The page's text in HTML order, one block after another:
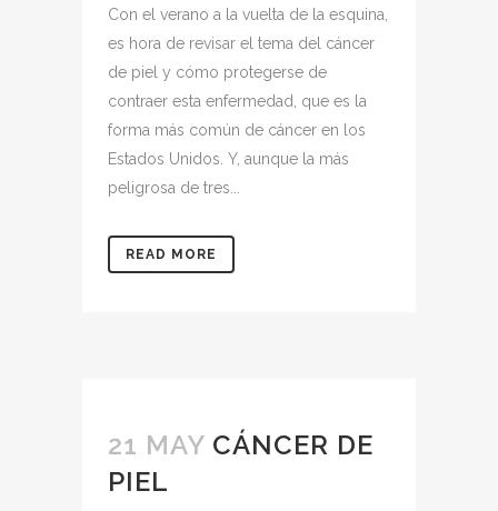
Con el verano a la vuelta de la esquina,
es hora de revisar el tema del cáncer
de piel y cómo protegerse de
contraer esta enfermedad, que es la
forma más común de cáncer en los
Estados Unidos. Y, aunque la más
peligrosa de tres...
READ MORE
21 MAY CÁNCER DE
PIEL